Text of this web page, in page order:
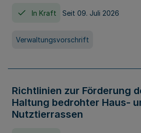
In Kraft Seit 09. Juli 2026
Verwaltungsvorschrift
Richtlinien zur Förderung
Haltung bedrohter Haus-
Nutztierrassen